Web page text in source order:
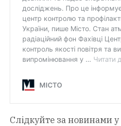
Слідкуйте за новинами у